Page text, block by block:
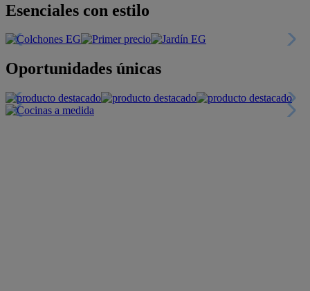
Esenciales con estilo
Oportunidades únicas